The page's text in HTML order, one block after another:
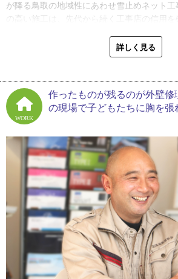
が降る鳥取の地域性にあわせ雪止めネット
の高い施工は、先代から続く工事店の信用を
代表取締役である馬場健さん（以下、馬場さ
母、そして父の兄の３人で始めた小さな工
ら、父と一緒に現場に行くのが好きでした。
の眺めを楽しんだ記憶があります。釘打ちの
ましたね。身体を動かすのと、モノを作る
も時代でした」
冬は大雪が降ることもあるという鳥取県。
は、工場で板金から雨樋を作るお父さんの
といいます。
「中学生になると、部活に熱中し現場には行
スケットボール部で、熱血顧問がいたおかげ
ね。厳しい環境で退部するメンバーもいまし
と食らいつきました。意地で頑張っていたの
詳しく見る
WORK
作ったものが残るのが外壁修
の現場で子どもたちに胸を張